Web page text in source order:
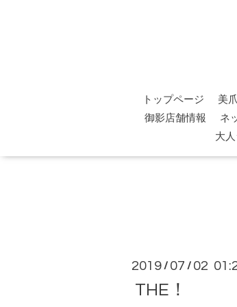
トップページ 美
御影店舗情報
ネ
大
2019 / 07 / 02
THE！